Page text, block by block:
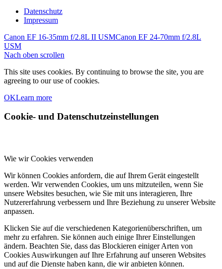
Datenschutz
Impressum
Canon EF 16-35mm f/2.8L II USMCanon EF 24-70mm f/2.8L
USM
Nach oben scrollen
This site uses cookies. By continuing to browse the site, you are
agreeing to our use of cookies.
OKLearn more
Cookie- und Datenschutzeinstellungen
Wie wir Cookies verwenden
Wir können Cookies anfordern, die auf Ihrem Gerät eingestellt
werden. Wir verwenden Cookies, um uns mitzuteilen, wenn Sie
unsere Websites besuchen, wie Sie mit uns interagieren, Ihre
Nutzererfahrung verbessern und Ihre Beziehung zu unserer Website
anpassen.
Klicken Sie auf die verschiedenen Kategorienüberschriften, um
mehr zu erfahren. Sie können auch einige Ihrer Einstellungen
ändern. Beachten Sie, dass das Blockieren einiger Arten von
Cookies Auswirkungen auf Ihre Erfahrung auf unseren Websites
und auf die Dienste haben kann, die wir anbieten können.